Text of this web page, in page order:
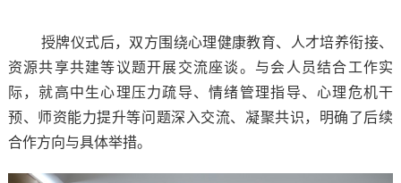
授牌仪式后，双方围绕心理健康教育、人才培养衔接、
资源共享共建等议题开展交流座谈。与会人员结合工作实
际，就高中生心理压力疏导、情绪管理指导、心理危机干
预、师资能力提升等问题深入交流、凝聚共识，明确了后续
合作方向与具体举措。